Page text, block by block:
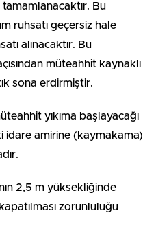
Bu
ruhsatı geçersiz hale
alınacaktır. Bu
müteahhit kaynaklı
sona erdirmiştir.
yıkıma başlayacağı
idare amirine (kaymakama)
2,5 m yüksekliğinde
zorunluluğu